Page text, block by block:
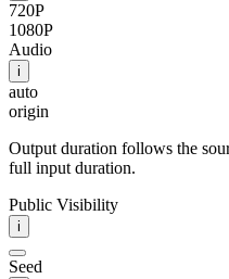
720P
1080P
Audio
i
auto
origin
Output duration follows the
full input duration.
Public Visibility
i
Seed